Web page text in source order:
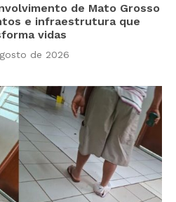
de Mato Grosso
e infraestrutura que
vidas
de 2026